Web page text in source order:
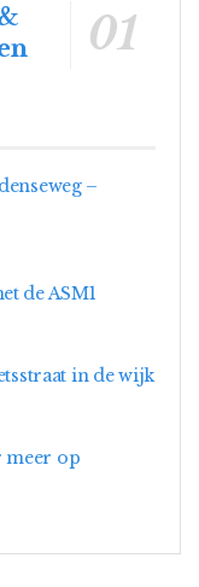
–
de ASM1
in de wijk
meer op